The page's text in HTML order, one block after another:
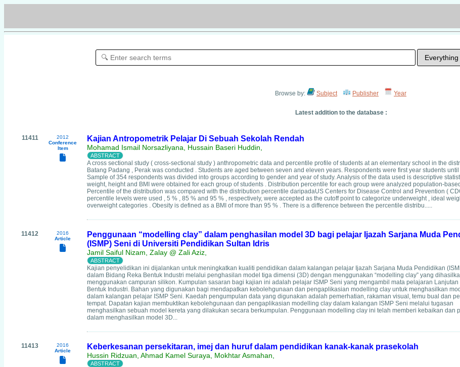
Browse by: Subject Publisher Year
Latest addition to the database :
11411
2012
Conference
Item
Kajian Antropometrik Pelajar Di Sebuah Sekolah Rendah
Mohamad Ismail Norsazliyana, Hussain Baseri Huddin,
A cross sectional study ( cross-sectional study ) anthropometric data and percentile profile of students at an elementary school in the
Batang Padang , Perak was conducted . Students are aged between seven and eleven years. Respondents were first year students
Sample of 354 respondents was divided into groups according to gender and year of study. Analysis of the data used is descriptive
weight, height and BMI were obtained for each group of students . Distribution percentile for each group were analyzed population-
Percentile of the distribution was compared with the distribution percentile daripadaUS Centers for Disease Control and Prevention (
percentile levels were used , 5 % , 85 % and 95 % , respectively, were accepted as the cutoff point to categorize underweight , ideal
overweight categories . Obesity is defined as a BMI of more than 95 % . There is a difference between the percentile distribu.....
11412
2016
Article
Penggunaan “modelling clay” dalam penghasilan model 3D bagi pelajar Ijazah Sarjana Muda
(ISMP) Seni di Universiti Pendidikan Sultan Idris
Jamil Saiful Nizam, Zalay @ Zali Aziz,
Kajian penyelidikan ini dijalankan untuk meningkatkan kualiti pendidikan dalam kalangan pelajar Ijazah Sarjana Muda Pendidikan
dalam Bidang Reka Bentuk Industri melalui penghasilan model tiga dimensi (3D) dengan menggunakan “modelling clay” yang
menggunakan campuran silikon. Kumpulan sasaran bagi kajian ini adalah pelajar ISMP Seni yang mengambil mata pelajaran Lanjutan
Bentuk Industri. Bahan yang digunakan bagi mendapatkan kebolehgunaan dan pengaplikasian modelling clay untuk menghasilkan
dalam kalangan pelajar ISMP Seni. Kaedah pengumpulan data yang digunakan adalah pemerhatian, rakaman visual, temu bual dan
tempat. Dapatan kajian membuktikan kebolehgunaan dan pengaplikasian modelling clay dalam kalangan ISMP Seni melalui tugasan
menghasilkan sebuah model kereta yang dilakukan secara berkumpulan. Penggunaan modelling clay ini telah memberi kebaikan dan
dalam menghasilkan model 3D...
11413
2016
Article
Keberkesanan persekitaran, imej dan huruf dalam pendidikan kanak-kanak prasekolah
Hussin Ridzuan, Ahmad Kamel Suraya, Mokhtar Asmahan,